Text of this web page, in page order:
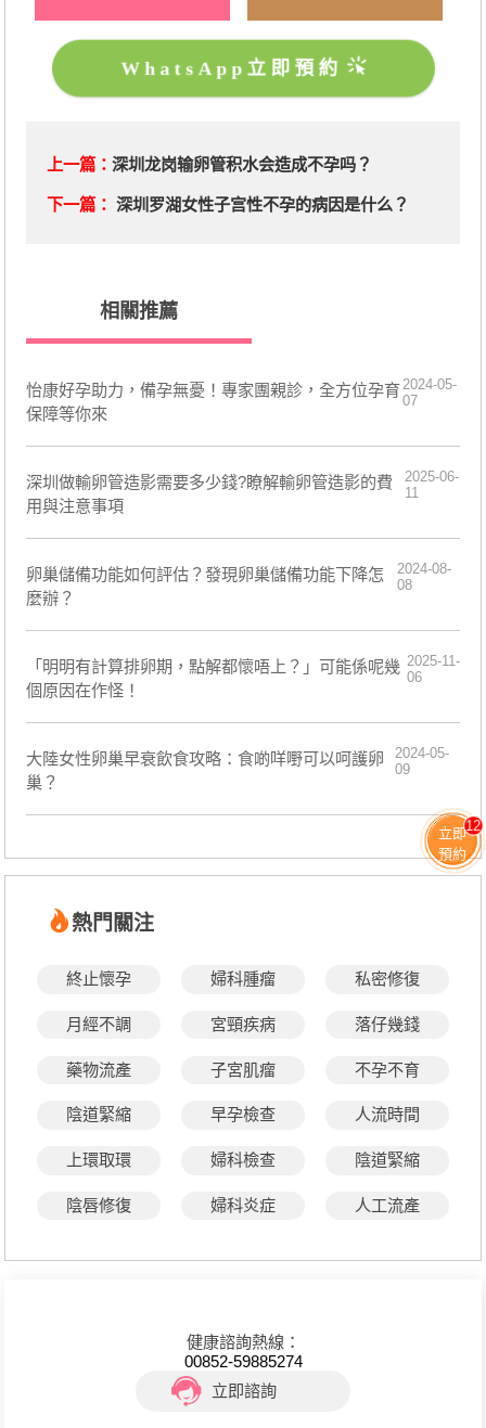
WhatsApp立即預約
上一篇： 深圳龙岗输卵管积水会造成不孕吗？
下一篇： 深圳罗湖女性子宫性不孕的病因是什么？
相關推薦
​怡康好孕助力，備孕無憂！專家團親診，全方位孕育
保障等你來
2024-05-
07
深圳做輸卵管造影需要多少錢?瞭解輸卵管造影的費
用與注意事項
2025-06-
11
​卵巢儲備功能如何評估？發現卵巢儲備功能下降怎
麼辦？
2024-08-
08
「明明有計算排卵期，點解都懷唔上？」可能係呢幾
個原因在作怪！
2025-11-
06
大陸女性卵巢早衰飲食攻略：食啲咩嘢可以呵護卵
巢？
2024-05-
09
熱門關注
終止懷孕 婦科腫瘤 私密修復
月經不調 宮頸疾病 落仔幾錢
藥物流產 子宮肌瘤 不孕不育
陰道緊縮 早孕檢查 人流時間
上環取環 婦科檢查 陰道緊縮
陰唇修復 婦科炎症 人工流產
健康諮詢熱線：
00852-59885274
立即諮詢
立即
預約
12